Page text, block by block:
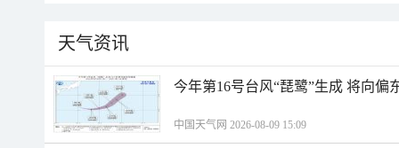
天气资讯
今年第16号台风“琵鹭”生成 将向偏
中国天气网 2026-08-09 15:09